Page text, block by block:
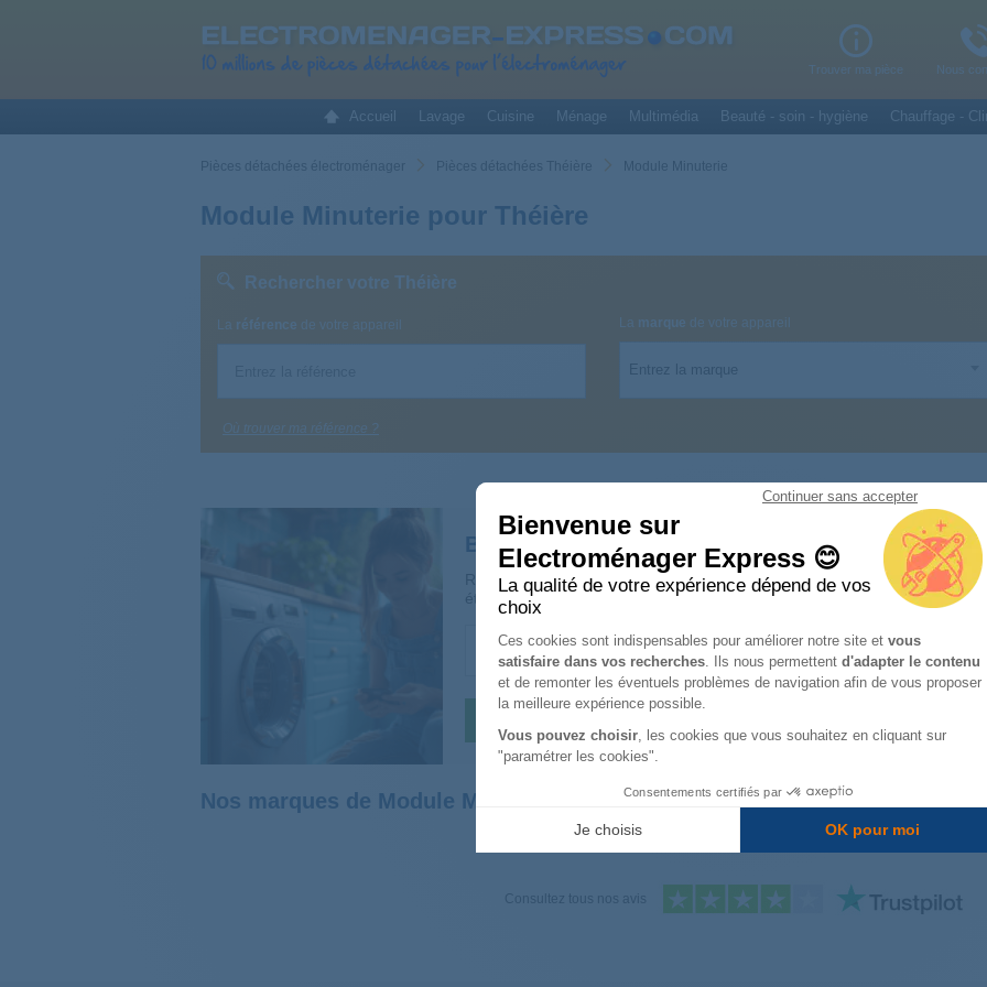
Continuer sans accepter
Bienvenue sur
Electroménager Express 😊
La qualité de votre expérience dépend de vos
choix
Plateforme de Gestion du
Ces cookies sont indispensables pour améliorer notre site et vous
satisfaire dans vos recherches. Ils nous permettent d'adapter le contenu
et de remonter les éventuels problèmes de navigation afin de vous proposer
la meilleure expérience possible.
Vous pouvez choisir, les cookies que vous souhaitez en cliquant sur
"paramétrer les cookies".
Consentements certifiés par
Je choisis OK pour moi
Axeptio consent
Trouver ma pièce Nous
Accueil Lavage Cuisine Ménage Multimédia Beauté - soin - hygiène Chauffage -
Pièces détachées électroménager Pièces détachées Théière Module Minuterie
Module Minuterie pour Théière
Rechercher votre Théière
La référence de votre appareil La marque de votre appareil
Entrez la marque
Où trouver ma référence ?
Besoin d’aide ? Un réparateur en visio vous
Réparez en toute confiance avec notre partenaire Spareka ! Bénéficiez
étape : diagnostic, conseils et résolution.
Profitez-en, c’est gratuit!
Prochain créneau disponible : AUJOURD'HUI à 09H00
Nos marques de Module Minuterie Théière
Consultez tous nos avis